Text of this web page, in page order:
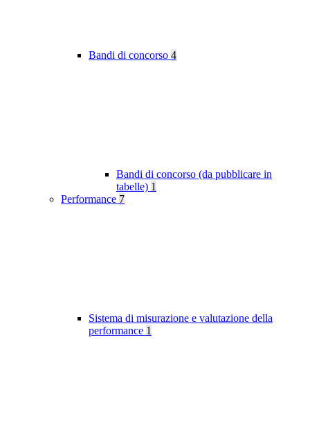
Bandi di concorso 4
Bandi di concorso (da pubblicare in
tabelle) 1
Performance 7
Sistema di misurazione e valutazione della
performance 1